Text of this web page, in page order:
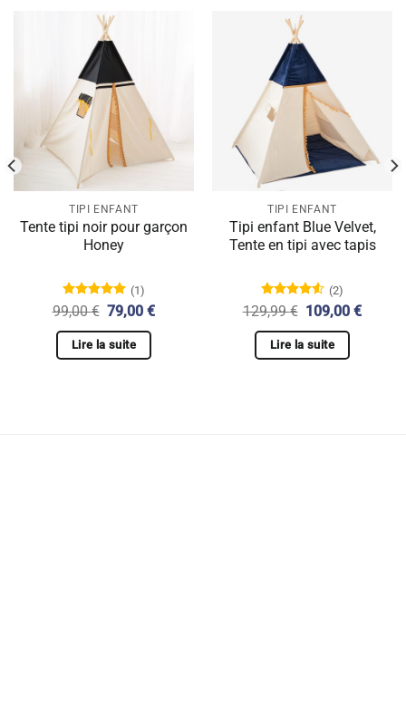
TIPI ENFANT
Tente tipi noir pour garçon
Honey
Note5.00
sur 5
(1)
99,00€ Le
initial
était :
79,00€Le
Lire la suite
TIPI ENFANT
Tipi enfant Blue Velvet,
Tente en tipi avec tapis
Note4.50
sur 5
(2)
129,99€ Le
initial
était :
109,00€Le
Lire la suite